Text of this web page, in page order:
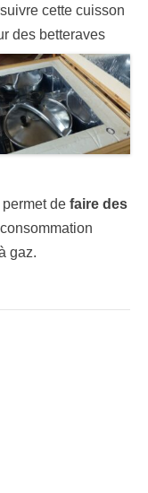
cette cuisson
des betteraves
permet de faire des
gaz.